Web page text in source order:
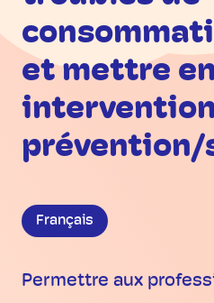
et mettre
prévention/
Français
Permettre aux